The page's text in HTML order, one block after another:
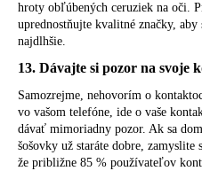
hroty obľúbených ceruziek na oči.
uprednostňujte kvalitné značky,
najdlhšie.
13. Dávajte si pozor na svoje
Samozrejme, nehovorím o
vo vašom telefóne, ide o vaše
dávať mimoriadny pozor. Ak sa
šošovky už staráte dobre, zamyslite
že približne 85 % používateľov